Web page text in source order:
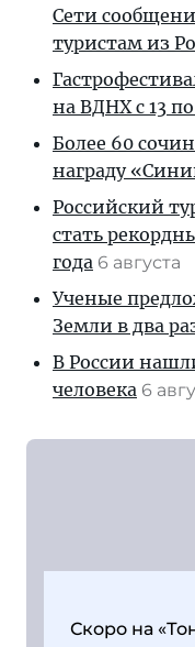
Сети
туристам из
на ВДНХ с 13 по
Более 60
награду
Российский
стать
года 6 августа
Ученые
Земли в два
В России
человека 6
Скоро на